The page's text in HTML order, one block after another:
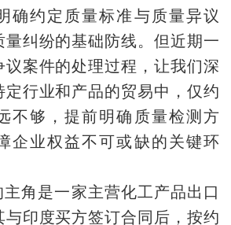
确约定质量标准与质量异议
纠纷的基础防线。但近期一
议案件的处理过程，让我们深
行业和产品的贸易中，仅约
不够，提前明确质量检测方
企业权益不可或缺的关键环
角是一家主营化工产品出口
与印度买方签订合同后，按约